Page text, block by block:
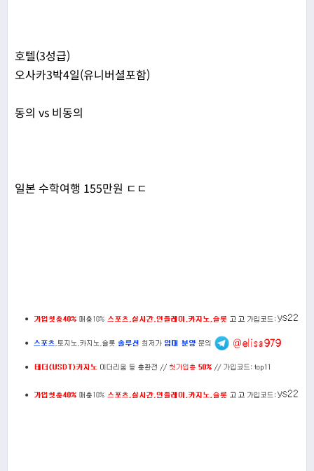
호텔(3성급)
오사카3박4일(유니버셜포함)
동의 vs 비동의
일본 수학여행 155만원 ㄷㄷ